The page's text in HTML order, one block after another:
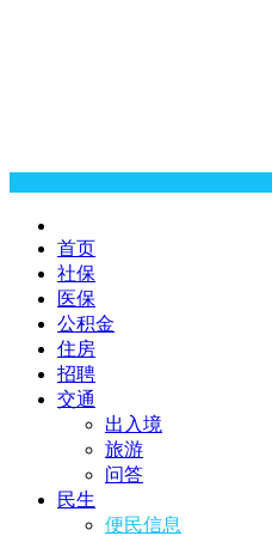
首页
社保
医保
公积金
住房
招聘
交通
出入境
旅游
问答
民生
便民信息